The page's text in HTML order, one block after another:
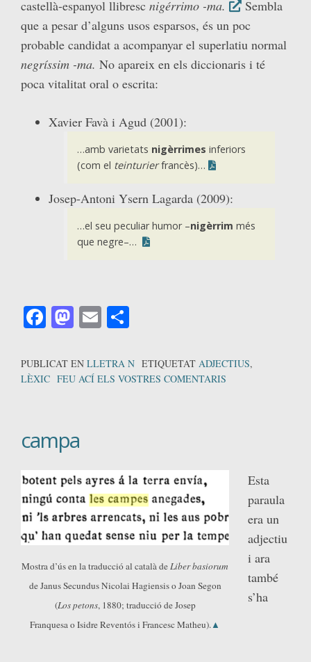
castellà-espanyol llibresc nigérrimo -ma.
Sembla
que a pesar d’alguns usos esparsos, és un poc
probable candidat a acompanyar el superlatiu normal
negríssim -ma. No apareix en els diccionaris i té
poca vitalitat oral o escrita:
Xavier Favà i Agud (2001):
…amb varietats nigèrrimes inferiors
(com el teinturierfrancès)…
Josep-Antoni Ysern Lagarda (2009):
…el seu peculiar humor –nigèrrim més
que negre–…
Facebook
Mastodon
Email
PUBLICAT EN LLETRA N ETIQUETAT ADJECTIUS,
LÈXIC FEU ACÍ ELS VOSTRES COMENTARIS
campa
Mostra d’ús en la traducció al català deLiber basiorum
de Janus Secundus Nicolai Hagiensis o Joan Segon
(Los petons, 1880; traducció de Josep
Franquesa o Isidre Reventós i Francesc Matheu).▲
Esta
paraula
era un
adjectiu
i ara
també
s’ha